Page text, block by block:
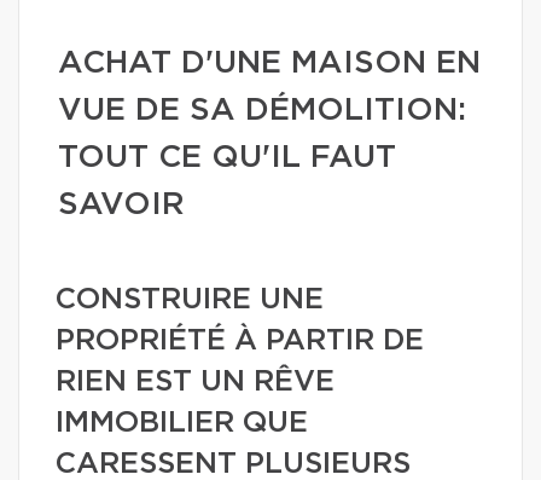
ACHAT D'UNE MAISON EN
VUE DE SA DÉMOLITION:
TOUT CE QU'IL FAUT
SAVOIR
CONSTRUIRE UNE
PROPRIÉTÉ À PARTIR DE
RIEN EST UN RÊVE
IMMOBILIER QUE
CARESSENT PLUSIEURS